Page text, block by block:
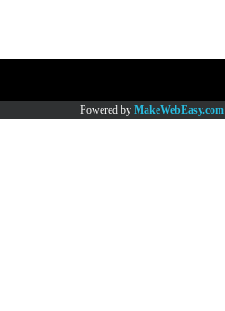
Powered by MakeWebEasy.com